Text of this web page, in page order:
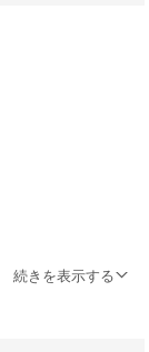
のみご購入の方よろ
れる簡易発送で
続きを表示する